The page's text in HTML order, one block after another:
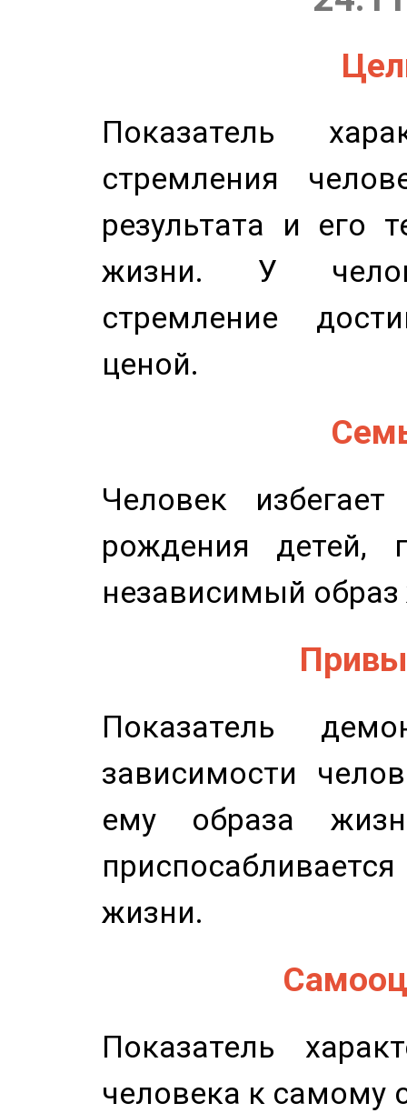
Показатель
стремления
результата и его
жизни. У
стремление
ценой.
Человек
рождения детей,
независимый
Показатель
зависимости
ему образа
жизни.
Показатель
человека к самому